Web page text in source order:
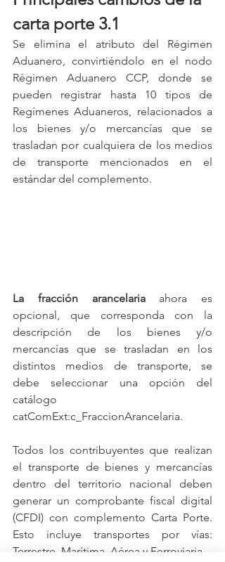
carta porte 3.1
Se elimina el atributo del Régimen
Aduanero, convirtiéndolo en el nodo
Régimen Aduanero CCP, donde se
pueden registrar hasta 10 tipos de
Regímenes Aduaneros, relacionados a
los bienes y/o mercancías que se
trasladan por cualquiera de los medios
de transporte mencionados en el
estándar del complemento.
La fracción arancelaria ahora es
opcional, que corresponda con la
descripción de los bienes y/o
mercancías que se trasladan en los
distintos medios de transporte, se
debe seleccionar una opción del
catálogo
catComExt:c_FraccionArancelaria.
Todos los contribuyentes que realizan
el transporte de bienes y mercancías
dentro del territorio nacional deben
generar un comprobante fiscal digital
(CFDI) con complemento Carta Porte.
Esto incluye transportes por vías:
Terrestre, Marítima, Aérea y Ferroviaria.